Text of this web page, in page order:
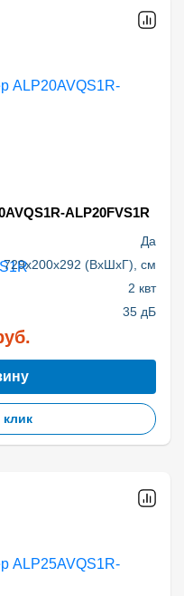
ALP20FVS1R
Да
729x200x292 (ВхШхГ), см
2 квт
35 дБ
клик